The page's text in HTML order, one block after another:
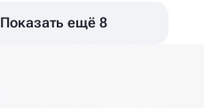
Показать ещё 8